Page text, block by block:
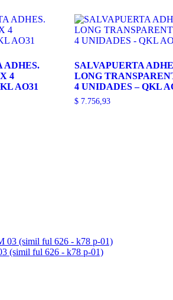
ADHES.
4
AO31
SALVAPUERTA
LONG
4 UNIDADES – QKL
$7.756,93
(simil ful 626 - k78 p-01)